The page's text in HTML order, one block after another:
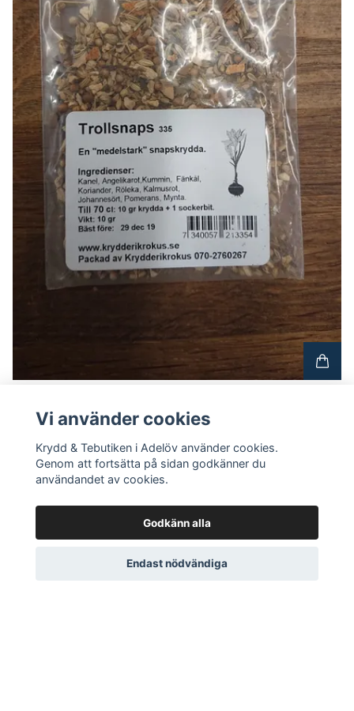
Vi använder cookies
Krydd & Tebutiken i Adelöv använder cookies.
Genom att fortsätta på sidan godkänner du
användandet av cookies.
Godkänn alla
Endast nödvändiga